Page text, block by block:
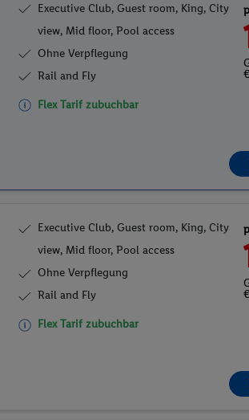
Executive Club, Guest room, King, City
view, Mid floor, Pool access
Ohne Verpflegung
Rail and Fly
Flex Tarif zubuchbar
€
Executive Club, Guest room, King, City
view, Mid floor, Pool access
Ohne Verpflegung
Rail and Fly
Flex Tarif zubuchbar
€